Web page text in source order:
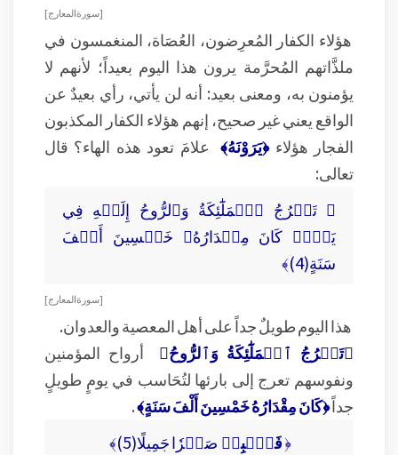
[ سورة المعارج ]
هؤلاء الكفار المُعرِضون، العُصَاة، المنغمسون في
ملذَّاتهم المُحرَّمة يرون هذا اليوم بعيداً؛ لأنهم لا
يؤمنون به، ومعنى بعيد: أنه لن يأتي، رأي بعيدٌ عن
الواقع يعني غير صحيح، إنهم هؤلاء الكفار المكذبون
الفجار هؤلاء ﴿يَرَوْنَهُ﴾ علامَ تعود هذه الهاء؟ قال
تعالى:
﴿ تَعۡرُجُ ٱلۡمَلَٰٓئِكَةُ وَٱلرُّوحُ إِلَيۡهِ فِي
يَوۡمٖ كَانَ مِقۡدَارُهُۥ خَمۡسِينَ أَلۡفَ
سَنَةٍ(4)﴾
[ سورة المعارج ]
هذا اليوم طويلٌ جداً على أهل المعصية والعدوان.
﴿تَعۡرُجُ ٱلۡمَلَٰٓئِكَةُ وَٱلرُّوحُ﴾
أرواح المؤمنين
ونفوسهم تعرج إلى بارئها لتُحَاسب في يومٍ طويلٍ
جداً﴿كَانَ مِقْدَارُهُ خَمْسِينَ أَلْفَ سَنَةٍ﴾.
﴿فَٱصۡبِرۡ صَبۡرٗا جَمِيلًا(5)﴾